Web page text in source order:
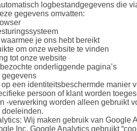
logbestandgegevens die
gegevens omvatten:
je ons hebt bereikt
om onze website te vinden
tot onze website
onderliggende pagina’s
gegevens
een identiteitsbeschermde manier
persoon of klant worden
-verwerking worden alleen gebruikt
Wij maken gebruik van Google
Inc. Google Analytics gebruikt